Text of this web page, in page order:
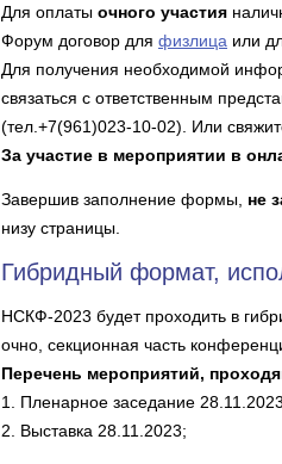
Для оплаты очного участия
Форум договор для физлица или
Для получения необходимой
связаться с ответственным
(тел.+7(961)023-10-02). Или
За участие в мероприятии в
Завершив заполнение формы, не
низу страницы.
Гибридный формат,
НСКФ-2023 будет проходить в
очно, секционная часть
Перечень мероприятий,
1. Пленарное заседание
2. Выставка 28.11.2023;